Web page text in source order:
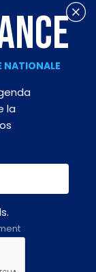
NATIONALE
la